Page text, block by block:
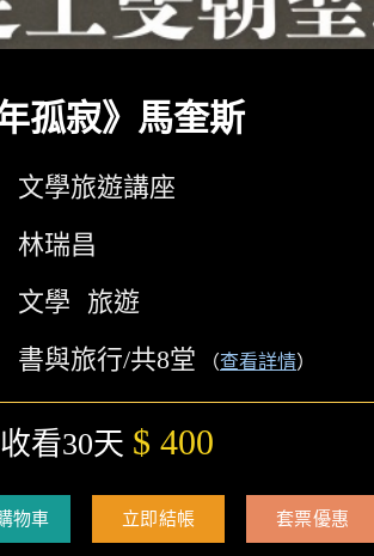
年孤寂》馬奎斯
文學旅遊講座
林瑞昌
文學 旅遊
書與旅行/共8堂 （查看詳情）
看30天 $ 400
物車 立即結帳 套票優惠